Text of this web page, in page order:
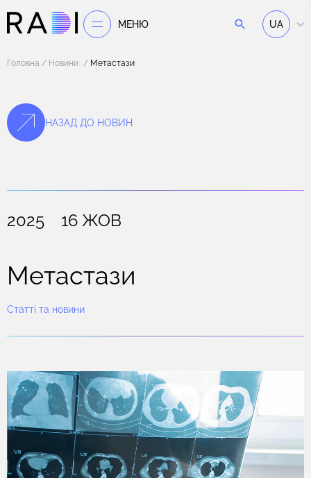
МЕНЮ UA
Головна Новини Метастази
НАЗАД ДО НОВИН
2025 16 ЖОВ
Метастази
Статті та новини